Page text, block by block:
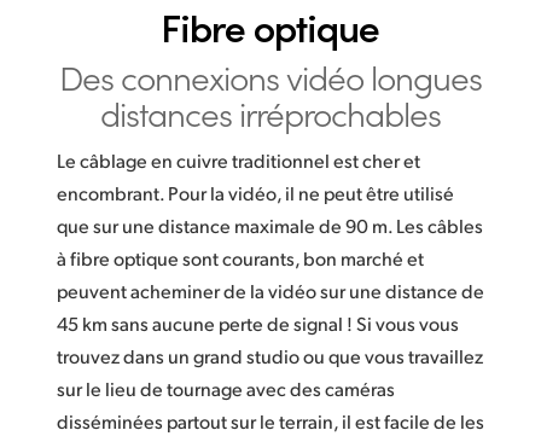
United StatesFibre optique
Des connexions vidéo longues
distances irréprochables
Le câblage en cuivre traditionnel est cher et
encombrant. Pour la vidéo, il ne peut être utilisé
que sur une distance maximale de 90 m. Les câbles
à fibre optique sont courants, bon marché et
peuvent acheminer de la vidéo sur une distance de
45 km sans aucune perte de signal ! Si vous vous
trouvez dans un grand studio ou que vous travaillez
sur le lieu de tournage avec des caméras
disséminées partout sur le terrain, il est facile de les